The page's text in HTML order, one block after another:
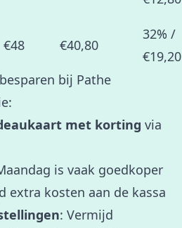
€48 €40,80
32% /
€19,20
bij Pathe
met korting via
is vaak goedkoper
extra kosten aan de kassa
: Vermijd